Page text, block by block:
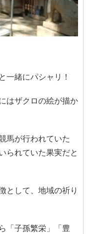
一緒にパシャリ！
はザクロの絵が描か
馬が行われていた
られていた果実だと
として、地域の祈り
「子孫繁栄」「豊